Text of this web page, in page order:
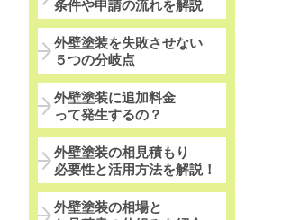
条件や申請の流れを解説
外壁塗装を失敗させない
５つの分岐点
外壁塗装に追加料金
って発生するの？
外壁塗装の相見積もり
必要性と活用方法を解説！
外壁塗装の相場と